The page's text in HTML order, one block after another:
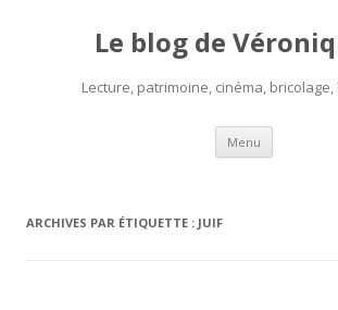
Le blog de
Lecture, patrimoine, cinéma,
Menu Aller
contenu
ARCHIVES PAR ÉTIQUETTE : JUIF